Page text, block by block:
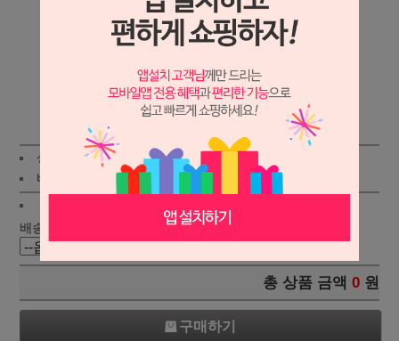
상세보기
상품가 :
248,000원
배송비 :
(조건) 지역별
배송 :
총 상품 금액 0 원
구매하기